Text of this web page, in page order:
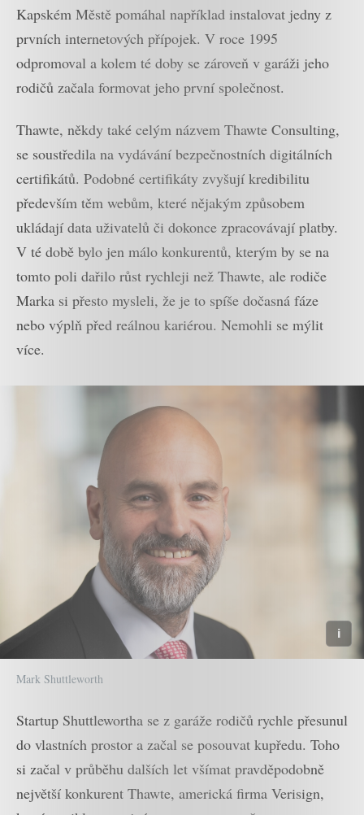
Kapském Městě pomáhal například instalovat jedny z
prvních internetových přípojek. V roce 1995
odpromoval a kolem té doby se zároveň v garáži jeho
rodičů začala formovat jeho první společnost.
Thawte, někdy také celým názvem Thawte Consulting,
se soustředila na vydávání bezpečnostních digitálních
certifikátů. Podobné certifikáty zvyšují kredibilitu
především těm webům, které nějakým způsobem
ukládají data uživatelů či dokonce zpracovávají platby.
V té době bylo jen málo konkurentů, kterým by se na
tomto poli dařilo růst rychleji než Thawte, ale rodiče
Marka si přesto mysleli, že je to spíše dočasná fáze
nebo výplň před reálnou kariérou. Nemohli se mýlit
více.
Mark Shuttleworth
Startup Shuttlewortha se z garáže rodičů rychle přesunul
do vlastních prostor a začal se posouvat kupředu. Toho
si začal v průběhu dalších let všímat pravděpodobně
největší konkurent Thawte, americká firma Verisign,